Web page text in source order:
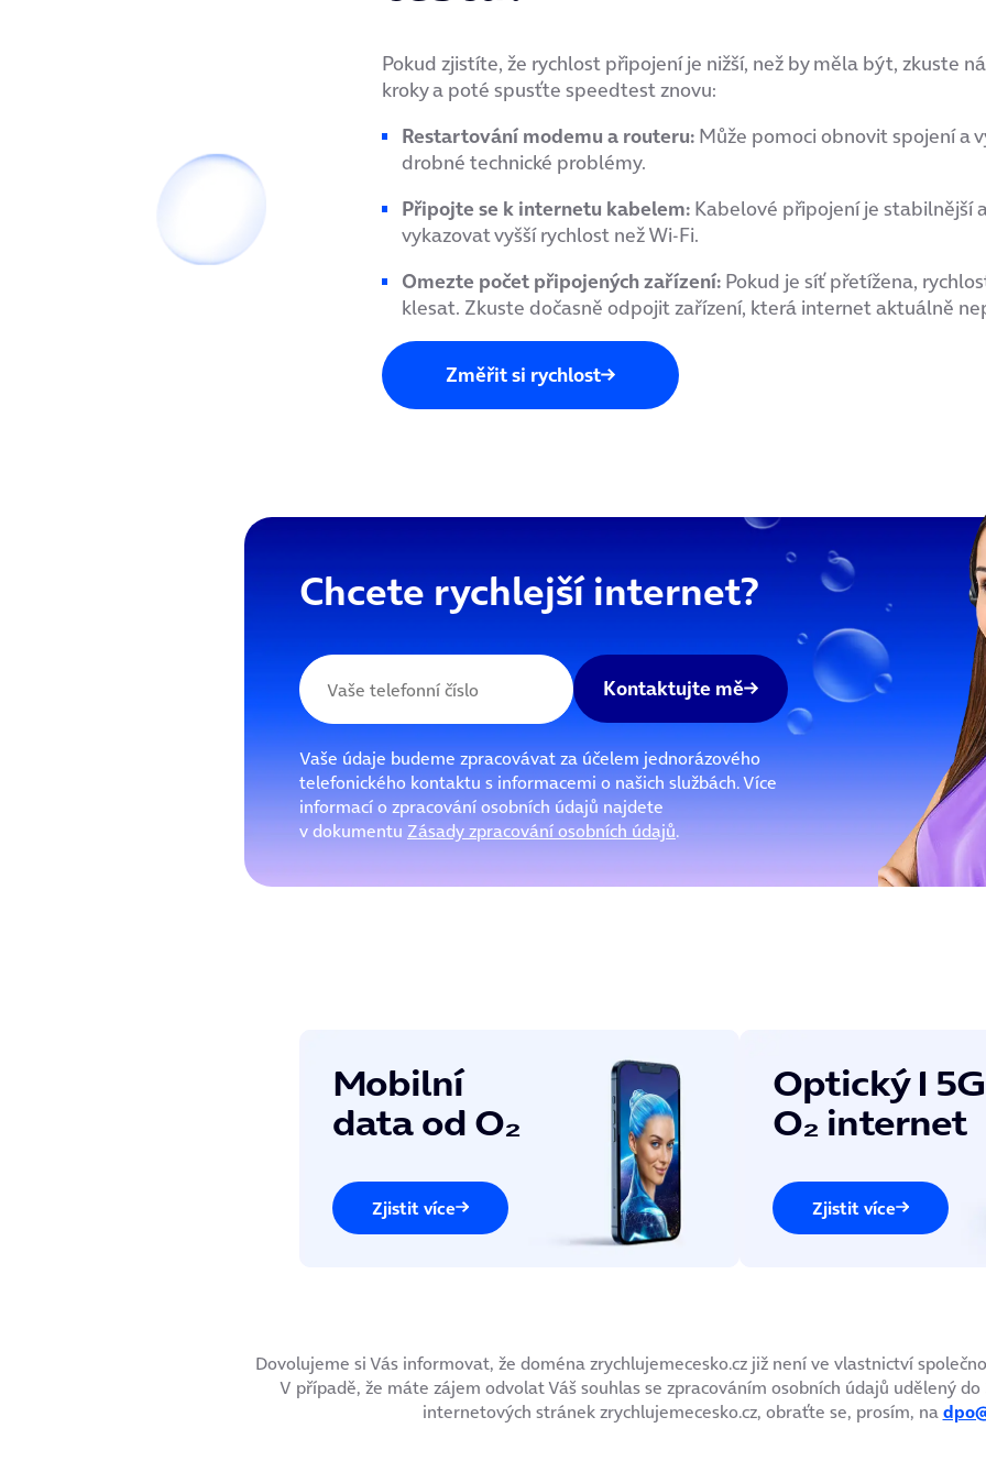
Pokud zjistíte, že rychlost připojení je nižší, než by měla být, zkuste
kroky a poté spusťte speedtest znovu:
Restartování modemu a routeru:Může pomoci obnovit spojení a
drobné technické problémy.
Připojte se k internetu kabelem:Kabelové připojení je stabilnější
vykazovat vyšší rychlost než Wi-Fi.
Omezte počet připojených zařízení:Pokud je síť přetížena,
klesat. Zkuste dočasně odpojit zařízení, která internet aktuálně
Změřit si rychlost
Chcete rychlejší internet?
Vaše údaje budeme zpracovávat za účelem jednorázového
telefonického kontaktu s informacemi o našich službách. Více
informací o zpracování osobních údajů najdete
v dokumentu Zásady zpracování osobních údajů.
Kontaktujte mě
Mobilní
data od O₂
Zjistit více
Optický I 5G
O₂ internet
Zjistit více
Dovolujeme si Vás informovat, že doména zrychlujemecesko.cz již není ve vlastnictví
V případě, že máte zájem odvolat Váš souhlas se zpracováním osobních údajů udělený do
internetových stránek zrychlujemecesko.cz, obraťte se, prosím, na